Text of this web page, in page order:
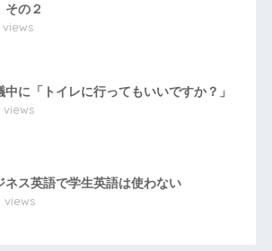
の２
views
中に「トイレに行ってもいいですか？」
views
ネス英語で学生英語は使わない
views